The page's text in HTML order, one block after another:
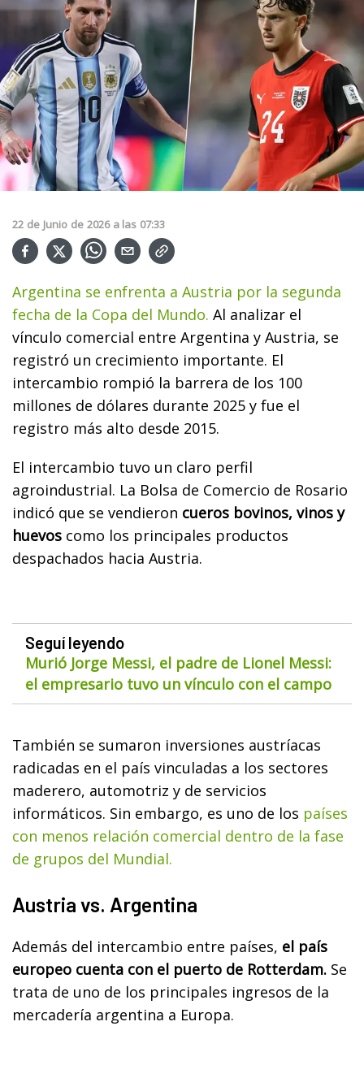
22 de Junio de 2026 a las 07:33
Argentina se enfrenta a Austria por la segunda
fecha de la Copa del Mundo. Al analizar el
vínculo comercial entre Argentina y Austria, se
registró un crecimiento importante. El
intercambio rompió la barrera de los 100
millones de dólares durante 2025 y fue el
registro más alto desde 2015.
El intercambio tuvo un claro perfil
agroindustrial. La Bolsa de Comercio de Rosario
indicó que se vendieron cueros bovinos, vinos y
huevos como los principales productos
despachados hacia Austria.
Seguí leyendo
Murió Jorge Messi, el padre de Lionel Messi:
el empresario tuvo un vínculo con el campo
También se sumaron inversiones austríacas
radicadas en el país vinculadas a los sectores
maderero, automotriz y de servicios
informáticos. Sin embargo, es uno de los países
con menos relación comercial dentro de la fase
de grupos del Mundial.
Austria vs. Argentina
Además del intercambio entre países, el país
europeo cuenta con el puerto de Rotterdam. Se
trata de uno de los principales ingresos de la
mercadería argentina a Europa.